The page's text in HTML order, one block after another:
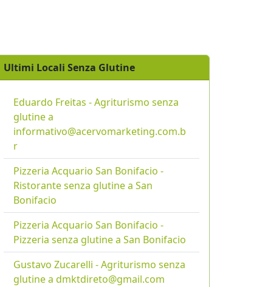
Ultimi Locali Senza Glutine
Eduardo Freitas - Agriturismo senza
glutine a
informativo@acervomarketing.com.b
r
Pizzeria Acquario San Bonifacio -
Ristorante senza glutine a San
Bonifacio
Pizzeria Acquario San Bonifacio -
Pizzeria senza glutine a San Bonifacio
Gustavo Zucarelli - Agriturismo senza
glutine a dmktdireto@gmail.com